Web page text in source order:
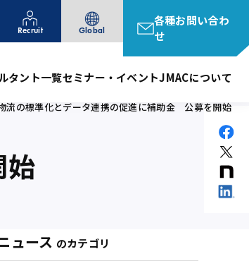
Recruit Global
各種お問い合わ
せ
タント一覧セミナー・イベントJMACについて
流の標準化とデータ連携の促進に補助金 公募を開始
ュース のカテゴリ